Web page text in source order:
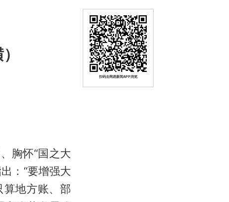
胸怀“国之大
：“要增强大
算地方账、部
扫码去网易新闻APP浏览